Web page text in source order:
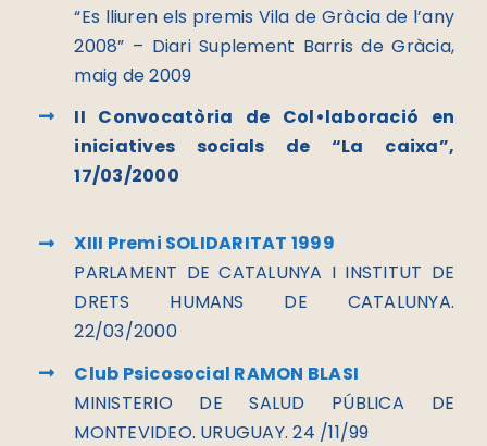
“Es lliuren els premis Vila de Gràcia de l’any
2008” – Diari Suplement Barris de Gràcia,
maig de 2009
II Convocatòria de Col•laboració en
iniciatives socials de “La caixa”,
17/03/2000
XIII Premi SOLIDARITAT 1999
PARLAMENT DE CATALUNYA I INSTITUT DE
DRETS HUMANS DE CATALUNYA.
22/03/2000
Club Psicosocial RAMON BLASI
MINISTERIO DE SALUD PÚBLICA DE
MONTEVIDEO. URUGUAY. 24 /11/99